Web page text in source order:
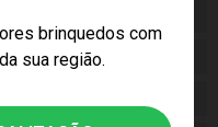
brinquedos com
sua região.